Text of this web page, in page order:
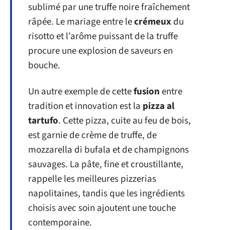
sublimé par une truffe noire fraîchement
râpée. Le mariage entre lecrémeuxdu
risotto et l’arôme puissant de la truffe
procure une explosion de saveurs en
bouche.
Un autre exemple de cettefusionentre
tradition et innovation est la pizza al
tartufo. Cette pizza, cuite au feu de bois,
est garnie de crème de truffe, de
mozzarella di bufala et de champignons
sauvages. La pâte, fine et croustillante,
rappelle les meilleures pizzerias
napolitaines, tandis que les ingrédients
choisis avec soin ajoutent une touche
contemporaine.